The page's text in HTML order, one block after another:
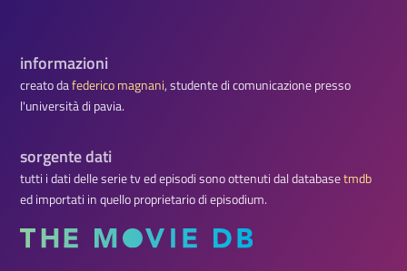
informazioni
creato dafederico magnani, studente di comunicazione presso
l'università di pavia.
sorgente dati
tutti i dati delle serie tv ed episodi sono ottenuti dal databasetmdb
ed importati in quello proprietario di episodium.